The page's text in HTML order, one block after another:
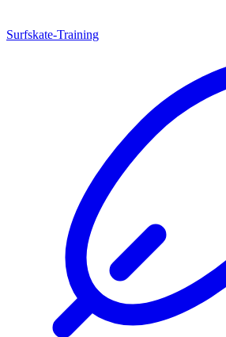
Surfskate-Training